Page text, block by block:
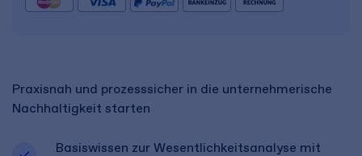
Praxisnah und prozesssicher in die unternehmerische
Nachhaltigkeit starten
Basiswissen zur Wesentlichkeitsanalyse mit